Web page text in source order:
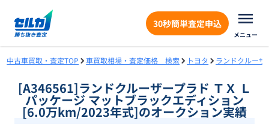
30秒簡単査定申込
メニュー
中古車買取・査定TOP 車買取相場・査定価格 検索 トヨタ ランドクルーザ
[A346561]ランドクルーザープラド ＴＸ Ｌ
パッケージ マットブラックエディション
[6.0万km/2023年式]のオークション実績